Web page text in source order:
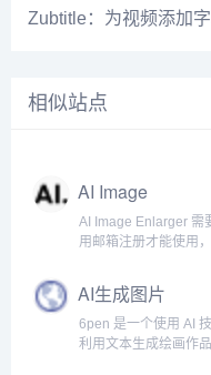
Zubtitle：为视频添加
相似站点
AI Image
Enlarger
AI Image Enlarger 需
用邮箱注册才能使用
额度。
AI生成图片
6pen 是一个使用 AI 技
利用文本生成绘画作